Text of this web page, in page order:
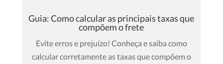
Guia: Como calcular as principais taxas que
compõem o frete
Evite erros e prejuízo! Conheça e saiba como
calcular corretamente as taxas que compõem o